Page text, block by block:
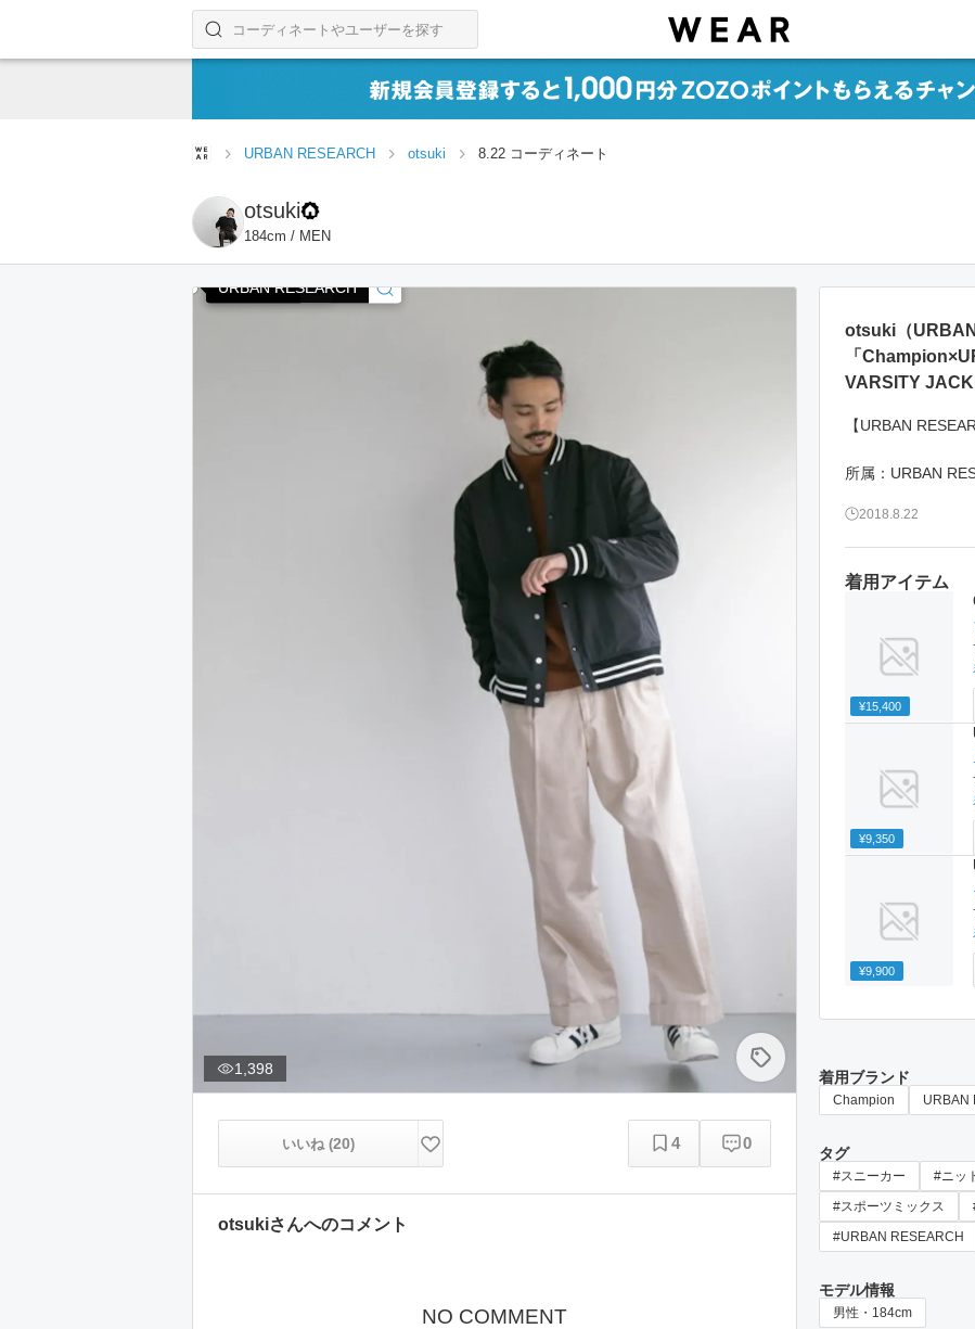
コーディネートやユーザーを探す
検索する
URBAN RESEARCH otsuki 8.22 コーディネート
otsuki
184cm / MEN
Champion
URBAN RESEARCH
URBAN RESEARCH
1,398
いいね (20) 4 0
otsukiさんへのコメント
NO COMMENT
着用アイテム
¥15,400
¥9,350
¥9,900
otsuki（
「
VARSITY
【URBAN
所属：URBAN
2018.8.22
着用ブランド
Champion URBAN
タグ
#スニーカー #ニッ
#スポーツミックス
#URBAN RESEARCH
モデル情報
男性・184cm